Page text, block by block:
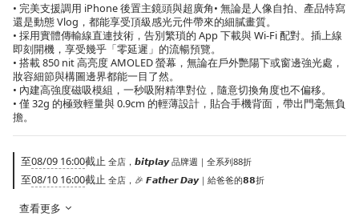
• 完美支援調用 iPhone 後置主鏡頭與超廣角• 無論是人像自拍、產品特寫
還是動態 Vlog，都能享受頂級感光元件帶來的細膩畫質。
• 採用實體傳輸線直連技術，告別繁瑣的 App 下載與 Wi-Fi 配對。插上線
即刻開機，享受幾乎「零延遲」的流暢預覽。
• 搭載 850 nit 高亮度 AMOLED 螢幕，無論在戶外艷陽下或窗邊強光處，
妝容細節與構圖邊界都能一目了然。
• 內建高強度磁吸模組，一秒吸附精準對位，隨意切換角度也不偏移。
• 僅 32g 的極致輕量與 0.9cm 的輕薄設計，貼合手機背面，帶出門毫無負
擔。
至08/09 16:00截止 全店，𝙗𝙞𝙩𝙥𝙡𝙖𝙮 品牌週｜全系列88折
至08/10 16:00截止 全店，🎉 𝙁𝙖𝙩𝙝𝙚𝙧 𝘿𝙖𝙮｜給爸爸的𝟴𝟴折
查看更多